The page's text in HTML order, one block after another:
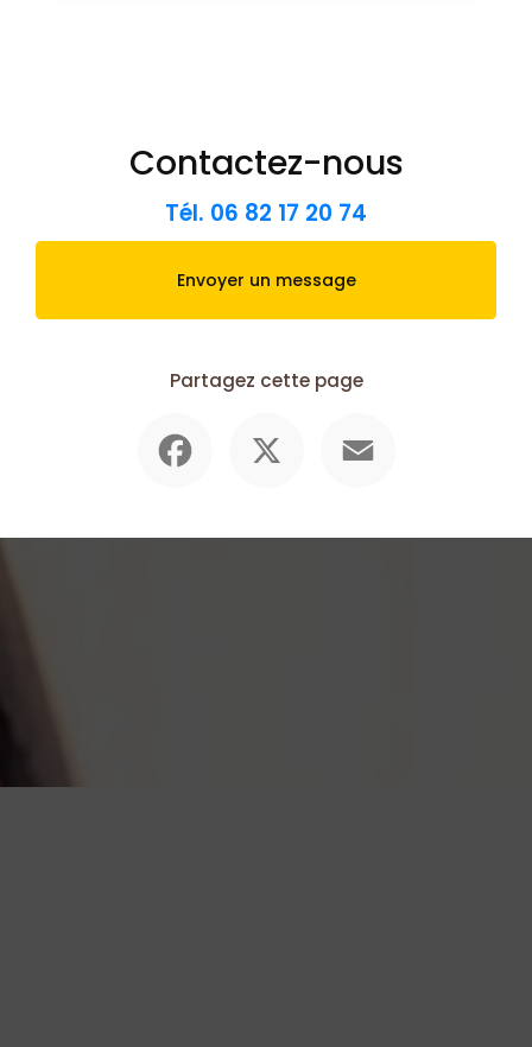
Contactez-nous
Tél. 06 82 17 20 74
Envoyer un message
Partagez cette page